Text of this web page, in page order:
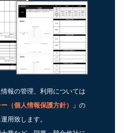
報の管理、利用については
（個人情報保護方針） 」 の
用致します。